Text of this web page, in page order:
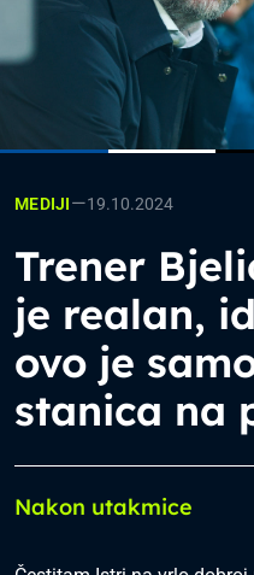
MEDIJI—19.10.2024
Trener
je realan,
ovo je
stanica na
Nakon utakmice